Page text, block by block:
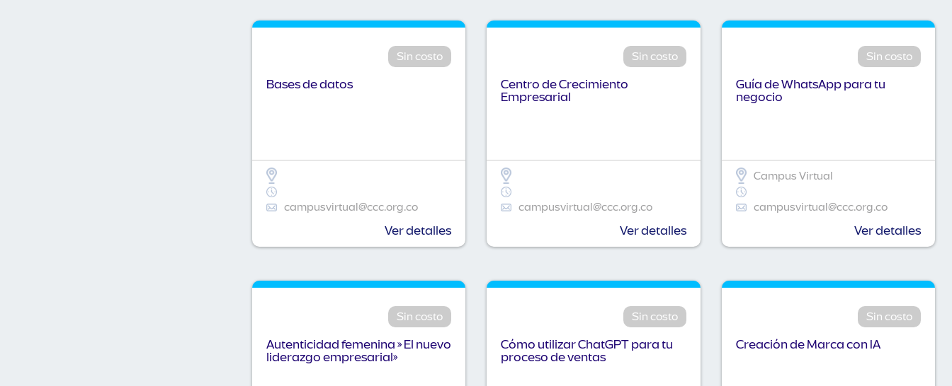
Sin costo
Bases de datos
campusvirtual@ccc.org.co
Ver detalles
Sin costo
Centro de Crecimiento
Empresarial
campusvirtual@ccc.org.co
Ver detalles
Sin costo
Guía de WhatsApp para tu
negocio
Campus Virtual
campusvirtual@ccc.org.co
Ver detalles
Sin costo
Autenticidad femenina » El nuevo
liderazgo empresarial»
Sin costo
Cómo utilizar ChatGPT para tu
proceso de ventas
Sin costo
Creación de Marca con IA